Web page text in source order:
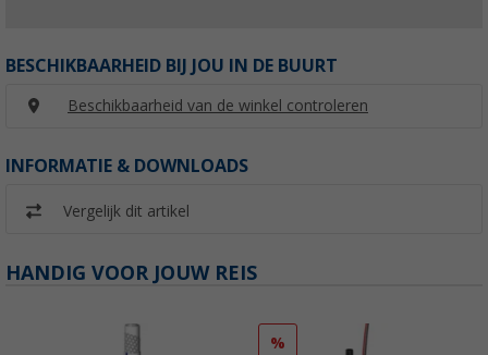
BESCHIKBAARHEID BIJ JOU IN DE BUURT
Beschikbaarheid van de winkel controleren
INFORMATIE & DOWNLOADS
Vergelijk dit artikel
HANDIG VOOR JOUW REIS
%